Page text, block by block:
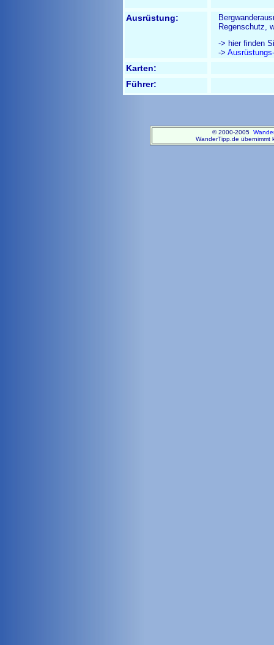
Ausrüstung:
Regenschutz,
-> hier finden
->
Karten:
Führer:
© 2000-2005
WanderTipp.de übernimmt